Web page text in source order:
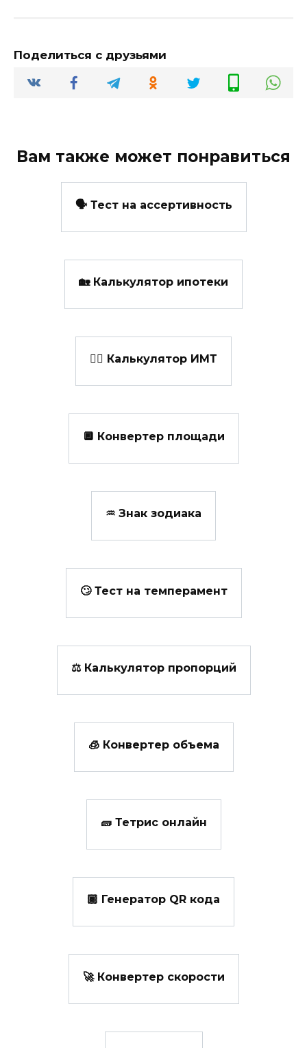
Поделиться с друзьями
Вам также может понравиться
🗣️ Тест на ассертивность
🏡 Калькулятор ипотеки
👩‍⚕️ Калькулятор ИМТ
🔲 Конвертер площади
♒ Знак зодиака
🙄 Тест на темперамент
⚖ Калькулятор пропорций
🧊 Конвертер объема
🧱 Тетрис онлайн
🏾 Генератор QR кода
🚀 Конвертер скорости